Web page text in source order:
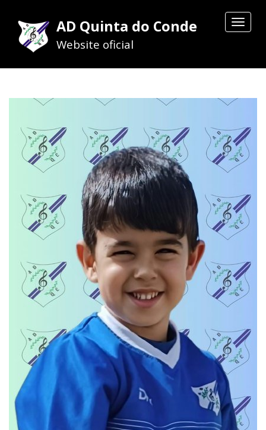
Toggle
AD Quinta do Conde
Website oficial